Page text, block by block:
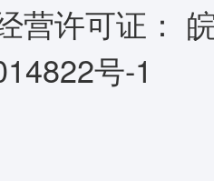
营许可证：
号-1